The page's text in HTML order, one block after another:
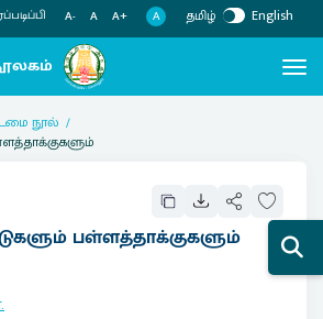
A- A A+ A தமிழ் English
நூல்
பள்ளத்தாக்குகளும்